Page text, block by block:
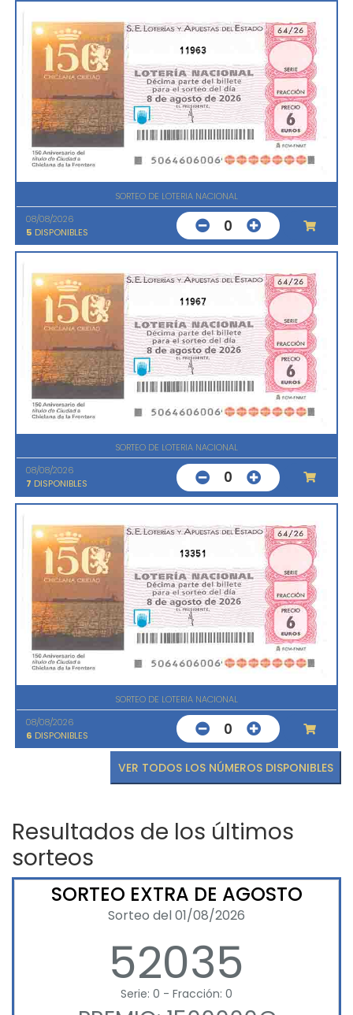
11963
SORTEO DE LOTERIA NACIONAL
08/08/2026
5 DISPONIBLES 0
11967
SORTEO DE LOTERIA NACIONAL
08/08/2026
7 DISPONIBLES 0
13351
SORTEO DE LOTERIA NACIONAL
08/08/2026
6 DISPONIBLES 0
VER TODOS LOS NÚMEROS DISPONIBLES
Resultados de los últimos
sorteos
SORTEO EXTRA DE AGOSTO
Sorteo del 01/08/2026
52035
Serie: 0 - Fracción: 0